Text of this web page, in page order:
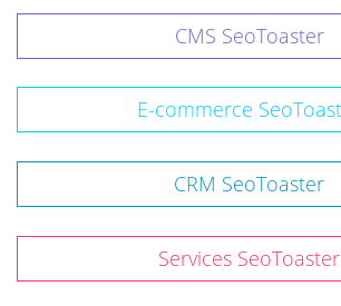
CMS SeoToaster
E-commerce
CRM SeoToaster
Services SeoToaster